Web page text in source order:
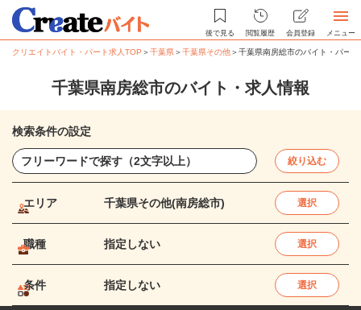
後で見る 閲覧履歴 会員登録 メニュー
クリエイトバイト・パート求人TOP ＞千葉県＞千葉県その他＞千葉県南房総市のバイト・パー
千葉県南房総市のバイト・求人情報
検索条件の設定
絞り込む
エリア 千葉県その他(南房総市) 選択
職種 指定しない 選択
条件 指定しない 選択